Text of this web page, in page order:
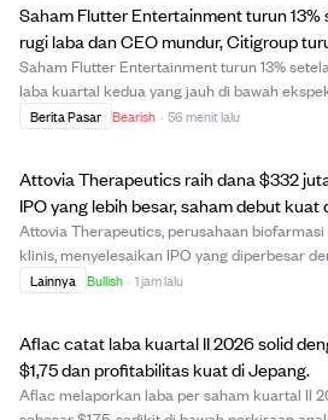
Saham Flutter Entertainment turun 13%
rugi laba dan CEO mundur, Citigroup
rekomendasi jadi Netral.
Saham Flutter Entertainment turun 13%
laba kuartal kedua yang jauh di bawah
pengumuman pengunduran diri CEO Peter
Berita Pasar Bearish · 56 menit lalu
Attovia Therapeutics raih dana $332
IPO yang lebih besar, saham debut kuat
Attovia Therapeutics, perusahaan
klinis, menyelesaikan IPO yang diperbesar
menjual 19,55 juta saham, termasuk opsi
Lainnya Bullish · 1 jam lalu
Aflac catat laba kuartal II 2026 solid
$1,75 dan profitabilitas kuat di Jepang.
Aflac melaporkan laba per saham kuartal II